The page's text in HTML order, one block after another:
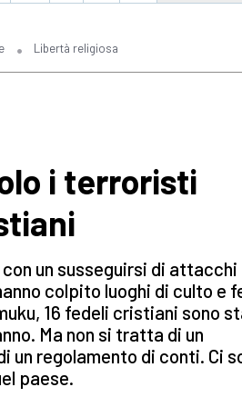
Libertà religiosa
i terroristi
un susseguirsi di attacchi
colpito luoghi di culto e
16 fedeli cristiani sono
Ma non si tratta di un
un regolamento di conti. Ci
paese.